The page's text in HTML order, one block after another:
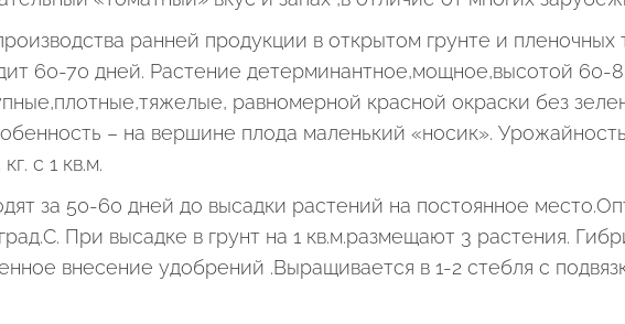
ранней продукции в открытом грунте и
60-70 дней. Растение детерминантное,мощное,высотой 60-
равномерной красной окраски без
– на вершине плода маленький «носик». Урожайность
с 1 кв.м.
за 50-60 дней до высадки растений на постоянное
При высадке в грунт на 1 кв.м.размещают 3 растения.
внесение удобрений .Выращивается в 1-2 стебля с